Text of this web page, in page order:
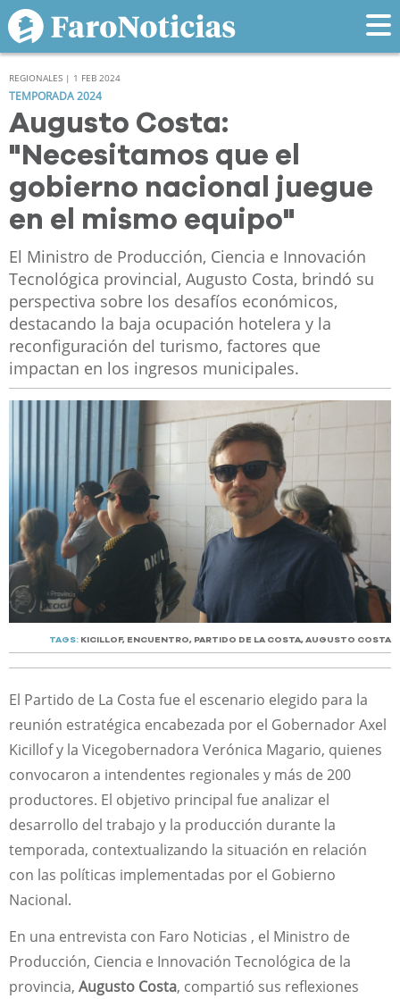
REGIONALES | 1 FEB 2024
TEMPORADA 2024
Augusto Costa:
"Necesitamos que el
gobierno nacional juegue
en el mismo equipo"
El Ministro de Producción, Ciencia e Innovación
Tecnológica provincial, Augusto Costa, brindó su
perspectiva sobre los desafíos económicos,
destacando la baja ocupación hotelera y la
reconfiguración del turismo, factores que
impactan en los ingresos municipales.
TAGS: KICILLOF, ENCUENTRO, PARTIDO DE LA COSTA, AUGUSTO COSTA
El Partido de La Costa fue el escenario elegido para la
reunión estratégica encabezada por el Gobernador Axel
Kicillof y la Vicegobernadora Verónica Magario, quienes
convocaron a intendentes regionales y más de 200
productores. El objetivo principal fue analizar el
desarrollo del trabajo y la producción durante la
temporada, contextualizando la situación en relación
con las políticas implementadas por el Gobierno
Nacional.
En una entrevista con Faro Noticias , el Ministro de
Producción, Ciencia e Innovación Tecnológica de la
provincia, Augusto Costa, compartió sus reflexiones